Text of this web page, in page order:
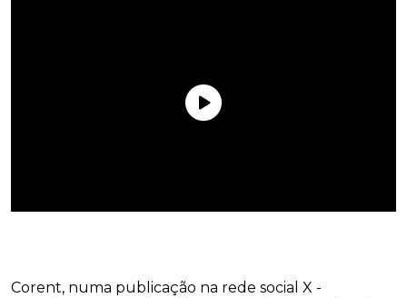
Corent, numa publicação na rede social X -